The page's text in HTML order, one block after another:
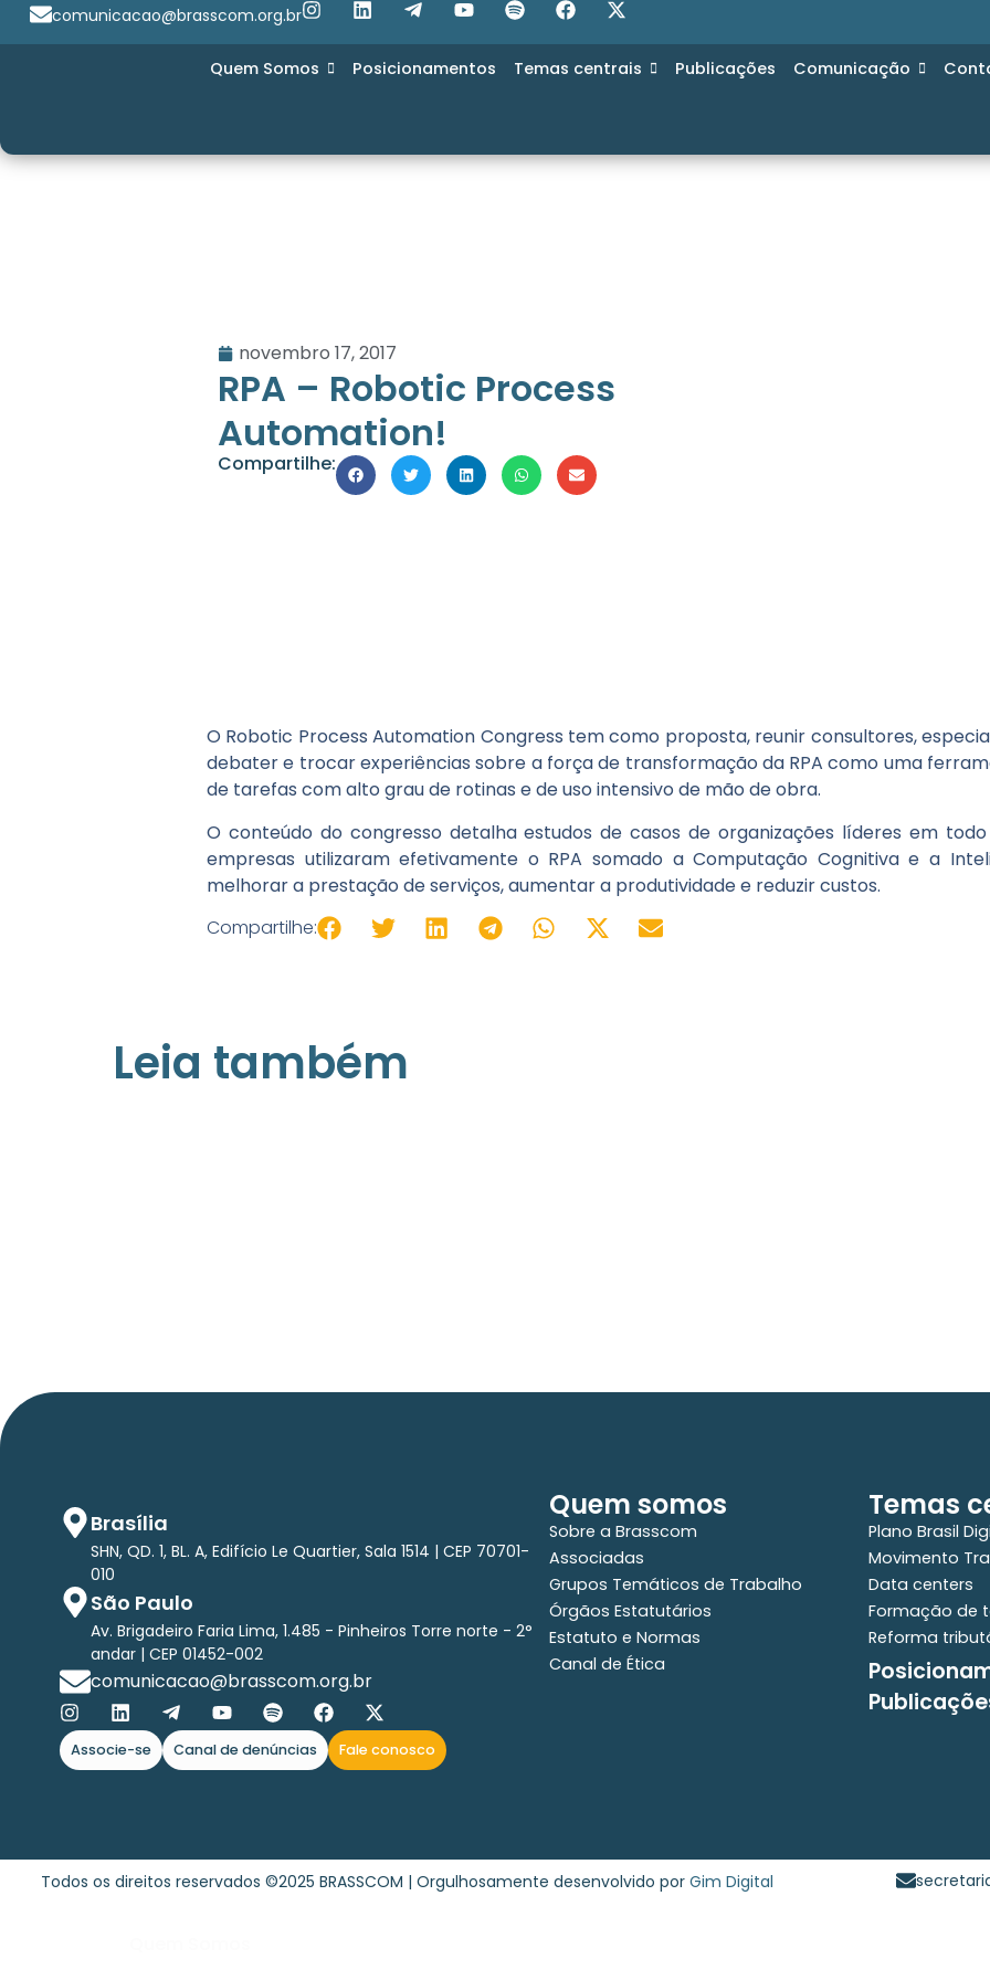
comunicacao@brasscom.org.br
Quem Somos Posicionamentos Temas centrais Publicações Comunicação
novembro 17, 2017
RPA – Robotic Process
Automation!
Compartilhe:
O Robotic Process Automation Congress tem como proposta, reunir consultores,
debater e trocar experiências sobre a força de transformação da RPA como uma
de tarefas com alto grau de rotinas e de uso intensivo de mão de obra.
O conteúdo do congresso detalha estudos de casos de organizações líderes em
empresas utilizaram efetivamente o RPA somado a Computação Cognitiva e a
melhorar a prestação de serviços, aumentar a produtividade e reduzir custos.
Compartilhe:
Leia também
Brasília
SHN, QD. 1, BL. A, Edifício Le Quartier, Sala 1514 | CEP 70701-
010
São Paulo
Av. Brigadeiro Faria Lima, 1.485 - Pinheiros Torre norte - 2°
andar | CEP 01452-002
comunicacao@brasscom.org.br
Associe-se Canal de denúncias Fale conosco
Quem somos
Sobre a Brasscom
Associadas
Grupos Temáticos de Trabalho
Órgãos Estatutários
Estatuto e Normas
Canal de Ética
Temas
Plano Brasil
Movimento
Data centers
Formação de
Reforma
Todos os direitos reservados ©2025 BRASSCOM | Orgulhosamente desenvolvido por Gim Digital